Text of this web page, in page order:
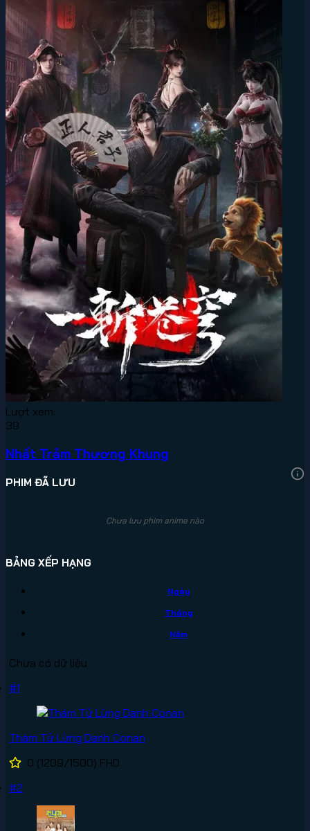
Lượt xem:
39
Nhất Trảm Thương Khung
PHIM ĐÃ LƯU
Chưa lưu phim anime nào
BẢNG XẾP HẠNG
Ngày
Tháng
Năm
Chưa có dữ liệu
#1
Thám Tử Lừng Danh Conan
0 (1209/1500) FHD
#2